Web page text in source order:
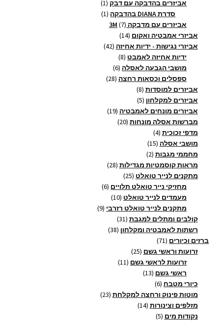
מוצריםאביזרים בהדבקה עם דבק 1מוצר
1
סדרת DIANA בהדבקה 1מוצר
אביזרים עם מדבקה 3M 7
7
מוצרים
אביזרי אמבטיה ואקום 14
14
מוצריםאביזרי נגישות - ידיות אחיזה 42
42
ידיות אחיזה לאמבט 8
8
מוצרים מושבי הגבעה לאסלה 6
6
מוצרים ספסלים וכסאות רחצה 28
28
אביזרים למוסדות 8
8
מוצרים
אביזרים למקלחון 5
5
מוצרים
אביזרים מונחים לאמבטיה 19
19
מברשות אסלה מונחות 20
20
מדפי זכוכית 4
4
מוצרים מושבי אסלה 15
15
מוצרים
מחממי מגבות 2
2
מוצרים
מראות קוסמטיות מגדילות 28
28
מתקנים לנייר טואלט 25
25
מוצרים
מחזיקי נייר טואלט תלויים 6
6
מעמדים לנייר טואלט 10
10
מוצריםמתקנים לנייר טואלט רזרבי 9
9
קולבים ומתלים למגבת 31
31
מוצרים רשתות לאמבטיה ומקלחון 38
38
ברזים וכיורים 71
71
מוצרים
זרועות וראשי גשם 25
25
מוצריםזרועות לראשי גשם 11
11
ראשי גשם 13
13
כיורי מטבח 6
6
מוצרים
מוטות פינוק ורחצה למקלחת 23
23
מזלפים וצינורות 14
14
נקודות מים 5
5